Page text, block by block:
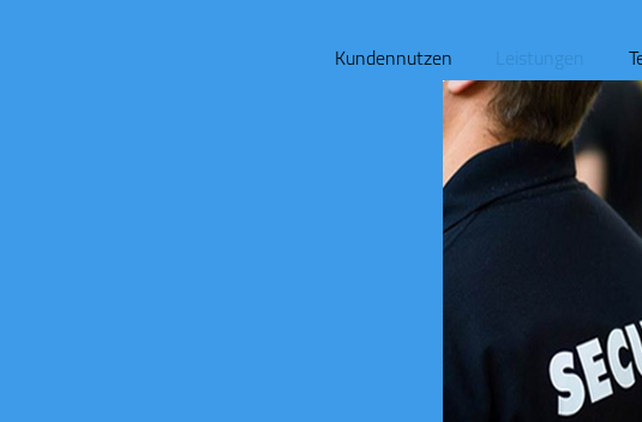
Kundennutzen Leistungen